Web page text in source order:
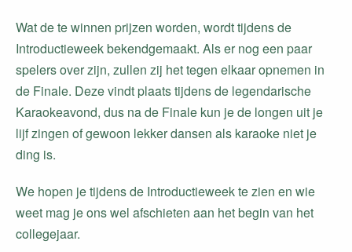
Wat de te winnen prijzen worden, wordt tijdens de
Introductieweek bekendgemaakt. Als er nog een paar
spelers over zijn, zullen zij het tegen elkaar opnemen in
de Finale. Deze vindt plaats tijdens de legendarische
Karaokeavond, dus na de Finale kun je de longen uit je
lijf zingen of gewoon lekker dansen als karaoke niet je
ding is.
We hopen je tijdens de Introductieweek te zien en wie
weet mag je ons wel afschieten aan het begin van het
collegejaar.